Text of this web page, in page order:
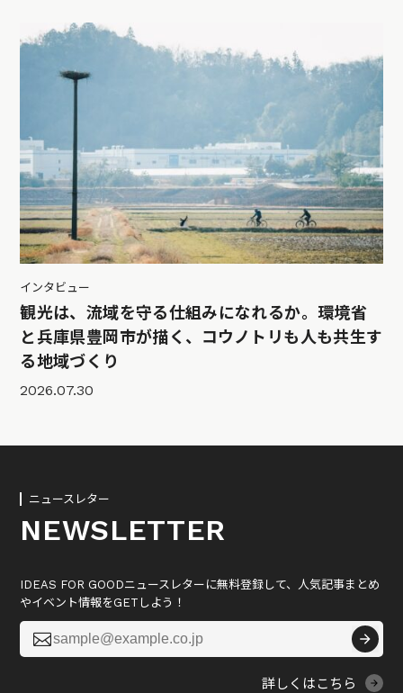
インタビュー
観光は、流域を守る仕組みになれるか。環境省
と兵庫県豊岡市が描く、コウノトリも人も共生す
る地域づくり
2026.07.30
ニュースレター
NEWSLETTER
IDEAS FOR GOODニュースレターに無料登録して、人気記事まとめ
やイベント情報をGETしよう！

詳しくはこちら